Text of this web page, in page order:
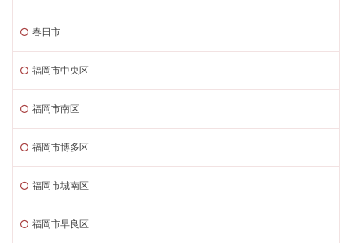
春日市
福岡市中央区
福岡市南区
福岡市博多区
福岡市城南区
福岡市早良区